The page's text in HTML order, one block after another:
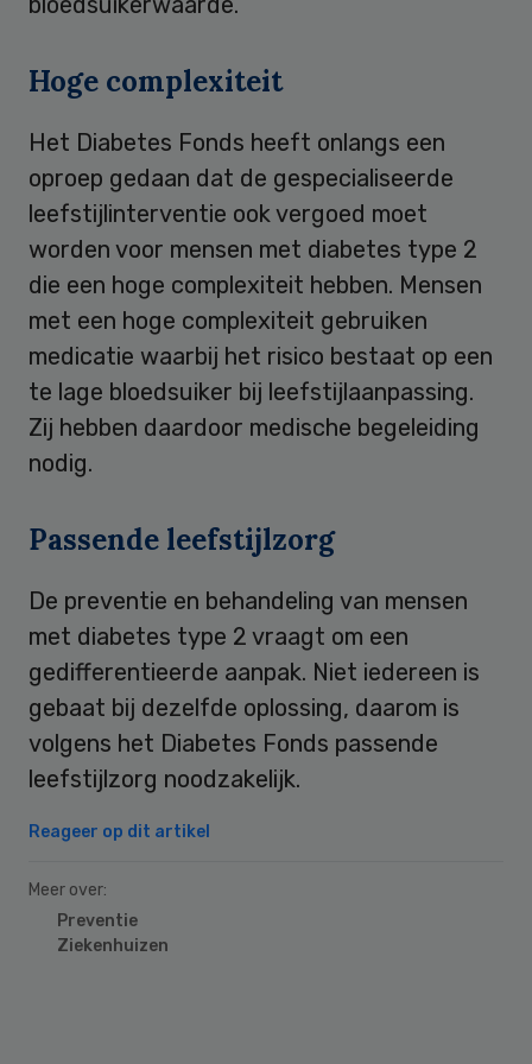
Hoge complexiteit
Het Diabetes Fonds heeft onlangs een
oproep gedaan dat de gespecialiseerde
leefstijlinterventie ook vergoed moet
worden voor mensen met diabetes type 2
die een hoge complexiteit hebben. Mensen
met een hoge complexiteit gebruiken
medicatie waarbij het risico bestaat op een
te lage bloedsuiker bij leefstijlaanpassing.
Zij hebben daardoor medische begeleiding
nodig.
Passende leefstijlzorg
De preventie en behandeling van mensen
met diabetes type 2 vraagt om een
gedifferentieerde aanpak. Niet iedereen is
gebaat bij dezelfde oplossing, daarom is
volgens het Diabetes Fonds passende
leefstijlzorg noodzakelijk.
Reageer op dit artikel
Meer over:
Preventie
Ziekenhuizen